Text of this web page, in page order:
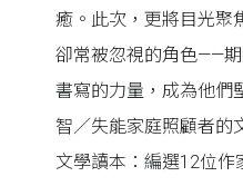
癒。此次，更將目光聚
卻常被忽視的角色——
書寫的力量，成為他們
智／失能家庭照顧者的
文學讀本：編選12位作